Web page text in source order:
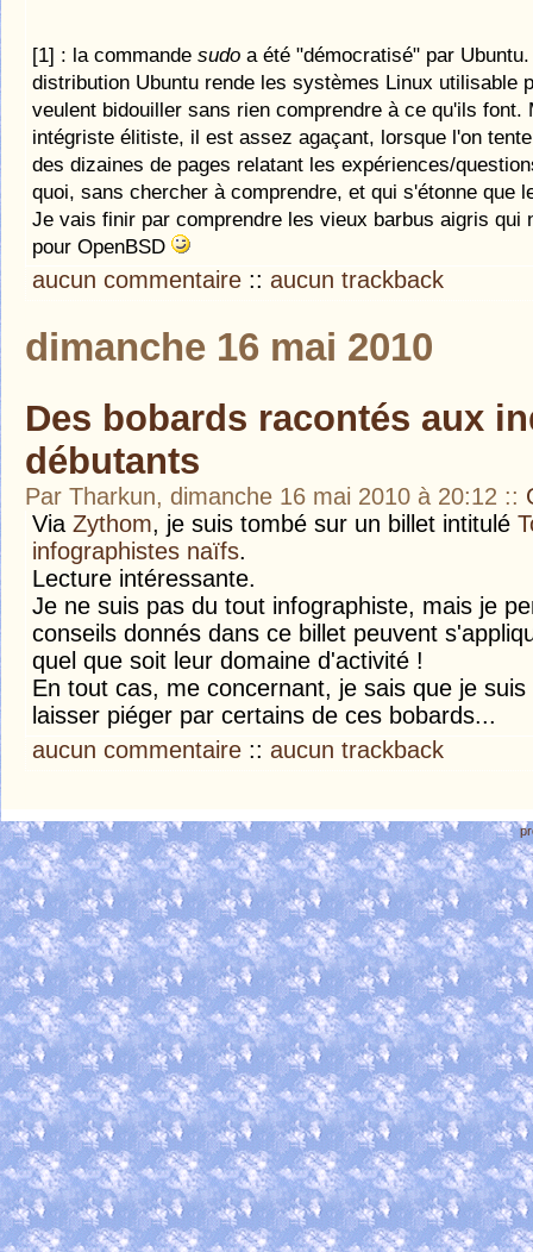
[1] : la commande sudo a été "démocratisé" par
distribution Ubuntu rende les systèmes Linux utilisable
veulent bidouiller sans rien comprendre à ce qu'ils font.
intégriste élitiste, il est assez agaçant, lorsque l'on
des dizaines de pages relatant les expériences/
quoi, sans chercher à comprendre, et qui s'étonne que
Je vais finir par comprendre les vieux barbus aigris qui
pour OpenBSD
aucun commentaire :: aucun trackback
dimanche 16 mai 2010
Des bobards racontés aux
débutants
Par Tharkun, dimanche 16 mai 2010 à 20:12 ::
Via Zythom, je suis tombé sur un billet intitulé
infographistes naïfs.
Lecture intéressante.
Je ne suis pas du tout infographiste, mais je
conseils donnés dans ce billet peuvent
quel que soit leur domaine d'activité !
En tout cas, me concernant, je sais que je
laisser piéger par certains de ces bobards...
aucun commentaire :: aucun trackback